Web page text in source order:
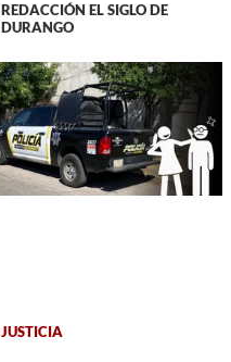
REDACCIÓN EL SIGLO DE
DURANGO
JUSTICIA